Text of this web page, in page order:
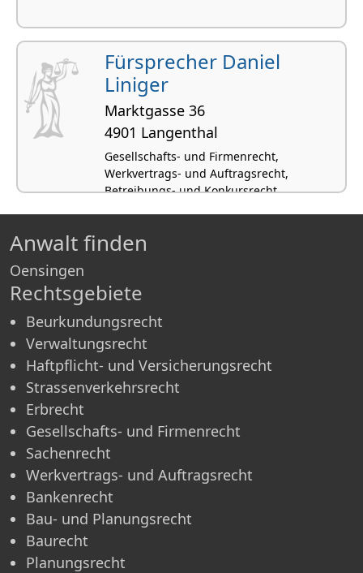
Fürsprecher Daniel
Liniger
Marktgasse 36
4901 Langenthal
Gesellschafts- und Firmenrecht,
Werkvertrags- und Auftragsrecht,
Betreibungs- und Konkursrecht,
Anwalt finden
Oensingen
Rechtsgebiete
Beurkundungsrecht
Verwaltungsrecht
Haftpflicht- und Versicherungsrecht
Strassenverkehrsrecht
Erbrecht
Gesellschafts- und Firmenrecht
Sachenrecht
Werkvertrags- und Auftragsrecht
Bankenrecht
Bau- und Planungsrecht
Baurecht
Planungsrecht